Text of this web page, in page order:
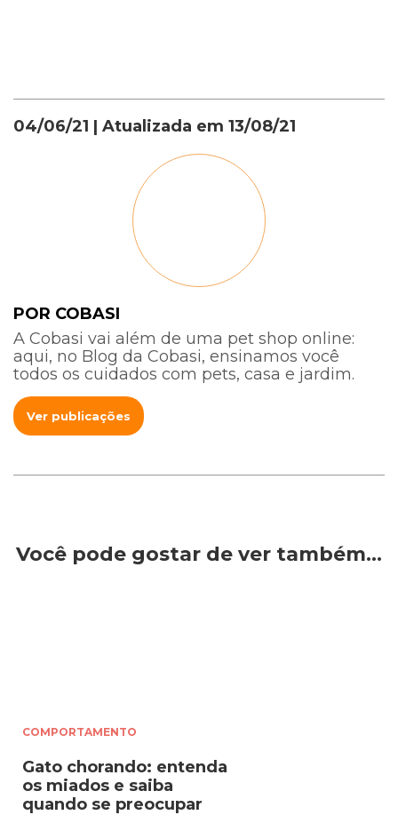
04/06/21 | Atualizada em 13/08/21
POR COBASI
A Cobasi vai além de uma pet shop online:
aqui, no Blog da Cobasi, ensinamos você
todos os cuidados com pets, casa e jardim.
Ver publicações
Você pode gostar de ver também…
COMPORTAMENTO
Gato chorando: entenda
os miados e saiba
quando se preocupar